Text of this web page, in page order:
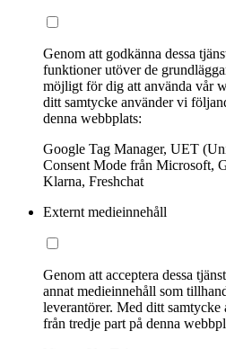
Genom att godkänna dessa
funktioner utöver de
möjligt för dig att använda vår
ditt samtycke använder vi
denna webbplats:
Google Tag Manager, UET
Consent Mode från Microsoft,
Klarna, Freshchat
Externt medieinnehåll
Genom att acceptera dessa
annat medieinnehåll som
leverantörer. Med ditt
från tredje part på denna